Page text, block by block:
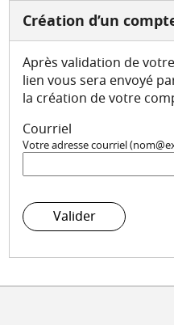
Création d’un
Après validation de
lien vous sera envoyé
la création de votre
Courriel
Votre adresse courriel
Valider